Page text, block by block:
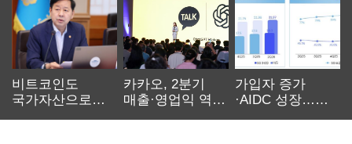
비트코인도
국가자산으로…'
카카오, 2분기
매출·영업익 역대
가입자 증가
·AIDC 성장…